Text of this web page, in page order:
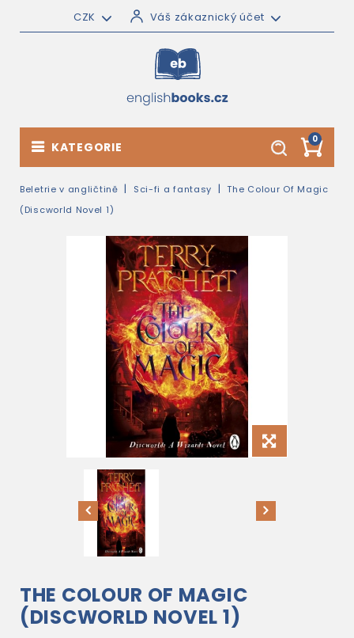
CZK Váš zákaznický účet
0
KATEGORIE
Beletrie v angličtině Sci-fi a fantasy
The Colour Of Magic
(Discworld Novel 1)
THE COLOUR OF MAGIC
(DISCWORLD NOVEL 1)